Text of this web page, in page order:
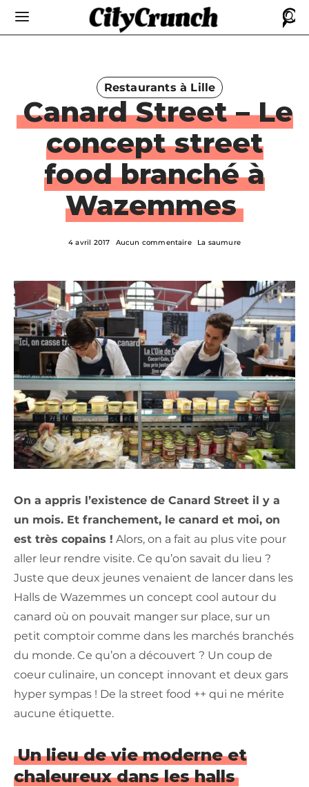
Restaurants à Lille
Canard Street – Le
concept street
food branché à
Wazemmes
4 avril 2017 Aucun commentaire La saumure
On a appris l’existence de Canard Street il y a
un mois. Et franchement, le canard et moi, on
est très copains ! Alors, on a fait au plus vite pour
aller leur rendre visite. Ce qu’on savait du lieu ?
Juste que deux jeunes venaient de lancer dans les
Halls de Wazemmes un concept cool autour du
canard où on pouvait manger sur place, sur un
petit comptoir comme dans les marchés branchés
du monde. Ce qu’on a découvert ? Un coup de
coeur culinaire, un concept innovant et deux gars
hyper sympas ! De la street food ++ qui ne mérite
aucune étiquette.
Un lieu de vie moderne et
chaleureux dans les halls